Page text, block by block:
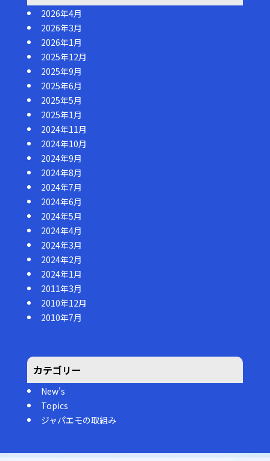
2026年4月
2026年3月
2026年1月
2025年12月
2025年9月
2025年6月
2025年5月
2025年1月
2024年11月
2024年10月
2024年9月
2024年8月
2024年7月
2024年6月
2024年5月
2024年4月
2024年3月
2024年2月
2024年1月
2011年3月
2010年12月
2010年7月
カテゴリー
New's
Topics
ジャパエモの取組み